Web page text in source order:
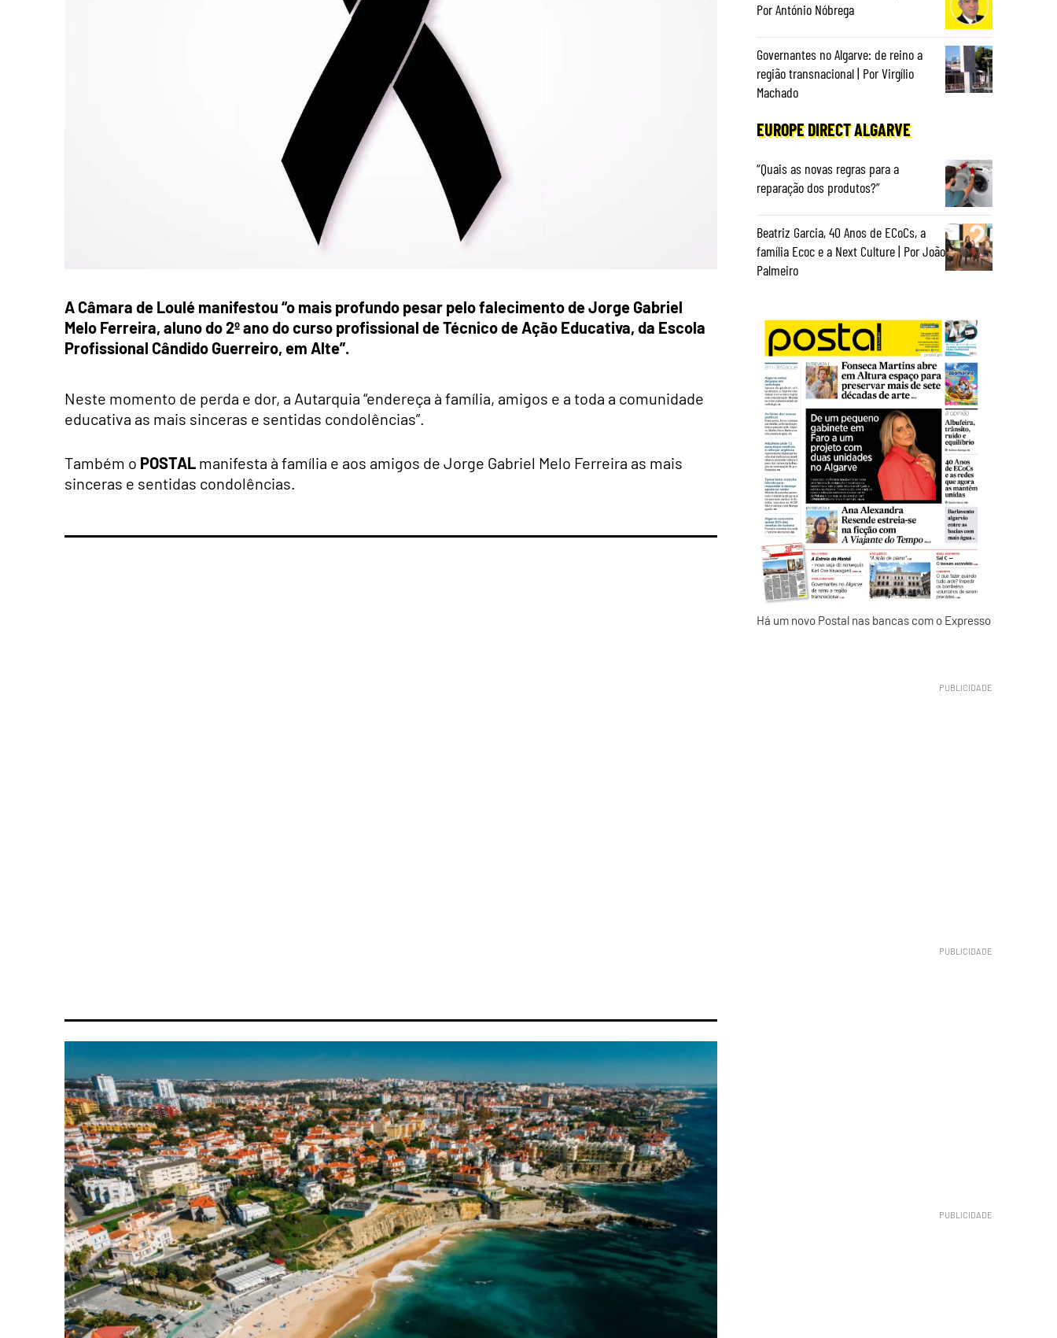
A Câmara de Loulé manifestou “o mais profundo pesar pelo falecimento de Jorge Gabriel
Melo Ferreira, aluno do 2º ano do curso profissional de Técnico de Ação Educativa, da Escola
Profissional Cândido Guerreiro, em Alte”.
Neste momento de perda e dor, a Autarquia “endereça à família, amigos e a toda a comunidade
educativa as mais sinceras e sentidas condolências”.
Também o POSTAL manifesta à família e aos amigos de Jorge Gabriel Melo Ferreira as mais
sinceras e sentidas condolências.
Por António Nóbrega
Governantes no Algarve: de reino a
região transnacional | Por Virgílio
Machado
EUROPE DIRECT ALGARVE
“Quais as novas regras para a
reparação dos produtos?”
Beatriz Garcia, 40 Anos de ECoCs, a
família Ecoc e a Next Culture | Por João
Palmeiro
Há um novo Postal nas bancas com o Expresso